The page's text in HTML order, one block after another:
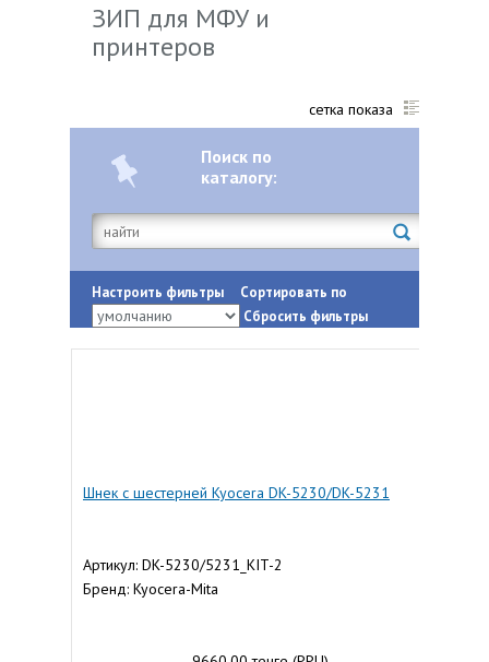
ЗИП для МФУ и
принтеров
сетка показа
Поиск по
каталогу:
Настроить фильтры Сортировать по
Сбросить фильтры
Шнек с шестерней Kyocera DK-5230/DK-5231
Артикул: DK-5230/5231_KIT-2
Бренд: Kyocera-Mita